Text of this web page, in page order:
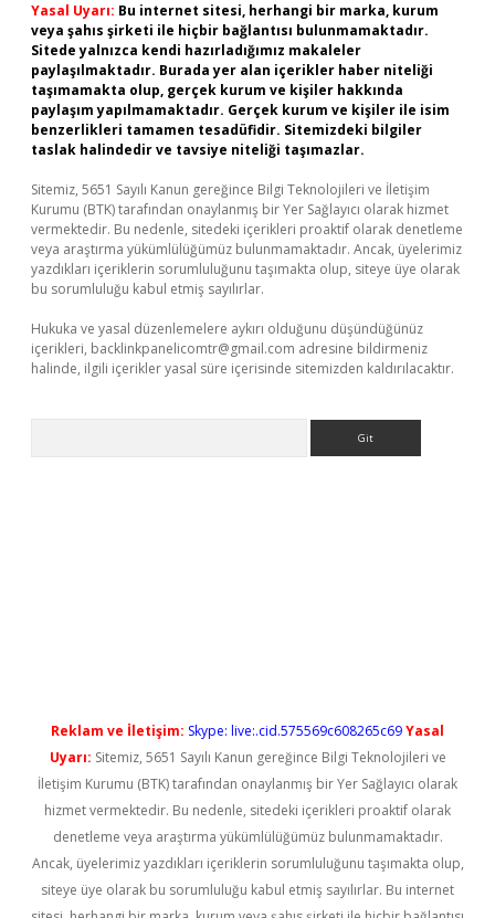
Yasal Uyarı: Bu internet sitesi, herhangi bir marka, kurum
veya şahıs şirketi ile hiçbir bağlantısı bulunmamaktadır.
Sitede yalnızca kendi hazırladığımız makaleler
paylaşılmaktadır. Burada yer alan içerikler haber niteliği
taşımamakta olup, gerçek kurum ve kişiler hakkında
paylaşım yapılmamaktadır. Gerçek kurum ve kişiler ile isim
benzerlikleri tamamen tesadüfidir. Sitemizdeki bilgiler
taslak halindedir ve tavsiye niteliği taşımazlar.
Sitemiz, 5651 Sayılı Kanun gereğince Bilgi Teknolojileri ve İletişim
Kurumu (BTK) tarafından onaylanmış bir Yer Sağlayıcı olarak hizmet
vermektedir. Bu nedenle, sitedeki içerikleri proaktif olarak denetleme
veya araştırma yükümlülüğümüz bulunmamaktadır. Ancak, üyelerimiz
yazdıkları içeriklerin sorumluluğunu taşımakta olup, siteye üye olarak
bu sorumluluğu kabul etmiş sayılırlar.
Hukuka ve yasal düzenlemelere aykırı olduğunu düşündüğünüz
içerikleri, backlinkpanelicomtr@gmail.com adresine bildirmeniz
halinde, ilgili içerikler yasal süre içerisinde sitemizden kaldırılacaktır.
Reklam ve İletişim: Skype: live:.cid.575569c608265c69Yasal
Uyarı: Sitemiz, 5651 Sayılı Kanun gereğince Bilgi Teknolojileri ve
İletişim Kurumu (BTK) tarafından onaylanmış bir Yer Sağlayıcı olarak
hizmet vermektedir. Bu nedenle, sitedeki içerikleri proaktif olarak
denetleme veya araştırma yükümlülüğümüz bulunmamaktadır.
Ancak, üyelerimiz yazdıkları içeriklerin sorumluluğunu taşımakta olup,
siteye üye olarak bu sorumluluğu kabul etmiş sayılırlar. Bu internet